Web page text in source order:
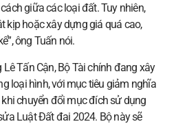
giữa các loại đất. Tuy nhiên,
kịp hoặc xây dựng giá quá cao,
ông Tuấn nói.
Tấn Cận, Bộ Tài chính đang xây
loại hình, với mục tiêu giảm nghĩa
chuyển đổi mục đích sử dụng
Luật Đất đai 2024. Bộ này sẽ